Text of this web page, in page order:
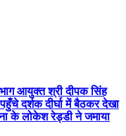
आयुक्त श्री दीपक सिंह
दर्शक दीर्घा में बैठकर देखा
के लोकेश रेड्डी ने जमाया